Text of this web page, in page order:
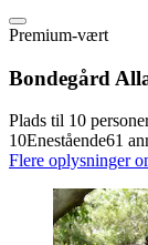
Premium-vært
Bondegård
Plads til 10
10Enestående61
Flere oplysninger